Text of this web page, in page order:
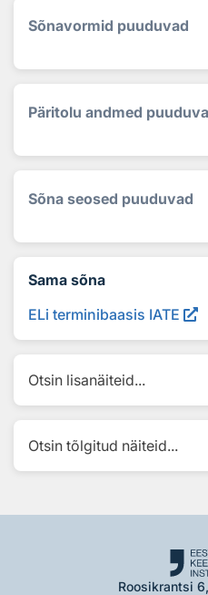
Sõnavormid puuduvad
Päritolu andmed
Sõna seosed puuduvad
Sama sõna
ELi terminibaasis IATE
Otsin lisanäiteid...
Otsin tõlgitud näiteid...
Roosikrantsi